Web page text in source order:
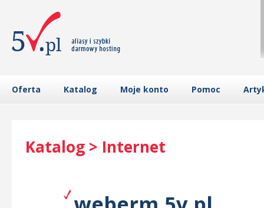
Oferta Katalog Moje konto Pomoc
Katalog > Internet